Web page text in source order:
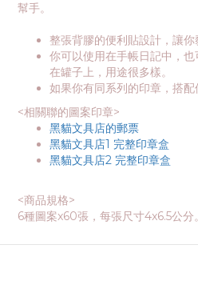
幫手。
整張背膠的便利貼設計，讓你
你可以使用在手帳日記中，
在罐子上，用途很多樣。
如果你有同系列的印章，搭配
<相關聯的圖案印章>
黑貓文具店的郵票
黑貓文具店1 完整印章盒
黑貓文具店2 完整印章盒
<商品規格>
6種圖案x60張，每張尺寸4x6.5公分